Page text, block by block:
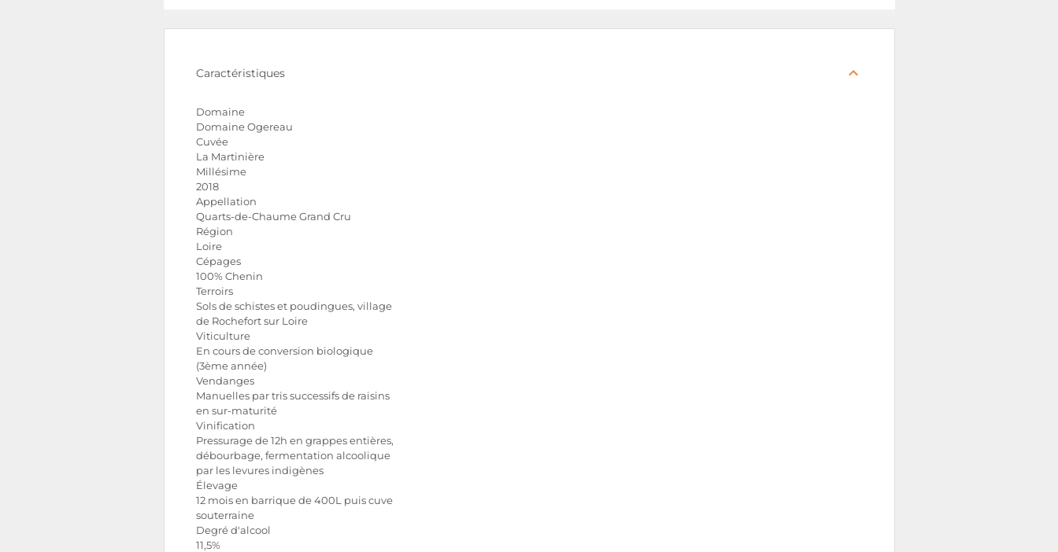
Caractéristiques
Domaine
Domaine Ogereau
Cuvée
La Martinière
Millésime
2018
Appellation
Quarts-de-Chaume Grand Cru
Région
Loire
Cépages
100% Chenin
Terroirs
Sols de schistes et poudingues, village
de Rochefort sur Loire
Viticulture
En cours de conversion biologique
(3ème année)
Vendanges
Manuelles par tris successifs de raisins
en sur-maturité
Vinification
Pressurage de 12h en grappes entières,
débourbage, fermentation alcoolique
par les levures indigènes
Élevage
12 mois en barrique de 400L puis cuve
souterraine
Degré d'alcool
11,5%